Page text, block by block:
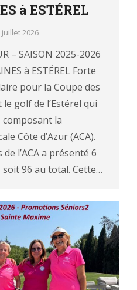
à ESTÉREL
juillet 2026
– SAISON 2025-2026
à ESTÉREL Forte
pour la Coupe des
le golf de l’Estérel qui
composant la
Côte d’Azur (ACA).
l’ACA a présenté 6
96 au total. Cette…